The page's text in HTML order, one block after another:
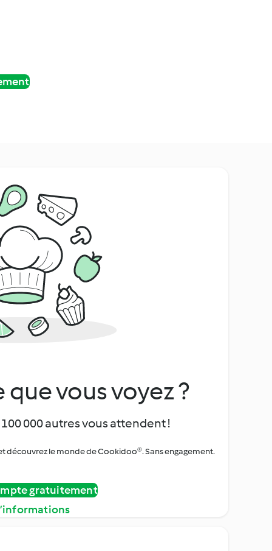
vous voyez ?
000 autres vous attendent !
découvrez le monde de Cookidoo®. Sans engagement.
gratuitement